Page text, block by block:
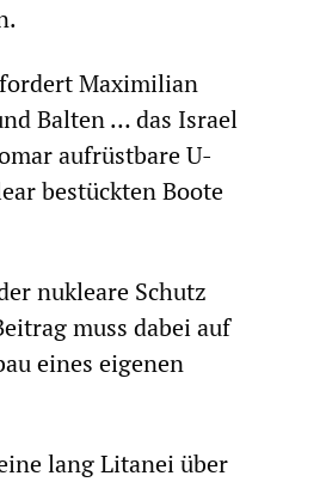
Maximilian
Balten … das Israel
aufrüstbare U-
bestückten Boote
nukleare Schutz
muss dabei auf
eines eigenen
lang Litanei über